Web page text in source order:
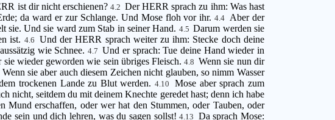
ist dir nicht erschienen?4.2 Der HERR sprach zu ihm: Was hast
da ward er zur Schlange. Und Mose floh vor ihr.4.4 Aber der
sie. Und sie ward zum Stab in seiner Hand. 4.5 Darum werden sie
ist. 4.6
Und der HERR sprach weiter zu ihm: Stecke doch deine
wie Schnee. 4.7 Und er sprach: Tue deine Hand wieder in
sie wieder geworden wie sein übriges Fleisch.4.8 Wenn sie nun dir
Wenn sie aber auch diesem Zeichen nicht glauben, so nimm Wasser
trockenen Lande zu Blut werden. 4.10
Mose aber sprach zum
nicht, seitdem du mit deinem Knechte geredet hast; denn ich habe
erschaffen, oder wer hat den Stummen, oder Tauben, oder
sein und dich lehren, was du sagen sollst!4.13 Da sprach Mose: